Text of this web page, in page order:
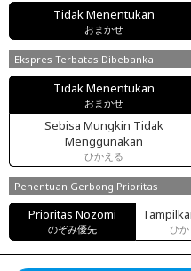
Tidak Menentukan
おまかせ
Ekspres Terbatas Dibebanka
Tidak Menentukan
おまかせ
Sebisa Mungkin Tidak
Menggunakan
ひかえる
Penentuan Gerbong Prioritas
Prioritas Nozomi
のぞみ優先 ひ